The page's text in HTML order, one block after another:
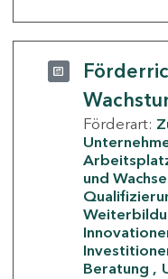
Förderart:
und
Beratung